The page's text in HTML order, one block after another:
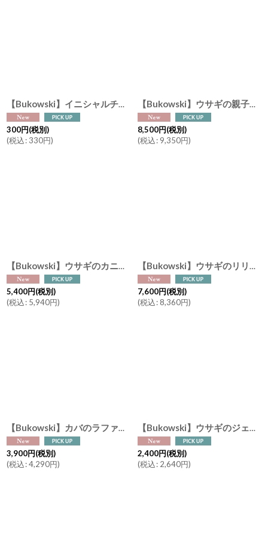
【Bukowski】イニシャルチャーム オプション 小さな特別感を。ぬいぐるみを特別に カスタマイズギフト
300円(税別)
(税込: 330円)
【Bukowski】ウサギの親子 サニー＆ママ Sunny & Mama 35cm スウェーデンのぬいぐるみ ソフトトイ ブコウスキー 誕生日
8,500円(税別)
(税込: 9,350円)
【Bukowski】ウサギのカニーナ フローラル Frendly Kanina Floral ブルー＆ホワイト 30cm スウェーデンのぬいぐるみ ソフトトイ ブコウスキー 誕生日
5,400円(税別)
(税込: 5,940円)
【Bukowski】ウサギのリリベット Lilibet 40cm スウェーデンのぬいぐるみ ソフトトイ ブコウスキー 誕生日
7,600円(税別)
(税込: 8,360円)
【Bukowski】カバのラファエラ バレリーナ 15cm Rafaella スウェーデンのぬいぐるみ ソフトトイ ブコウスキー
3,900円(税別)
(税込:4,290円)
【Bukowski】ウサギのジェイリーン バレリーナ バッグチャーム ピンク 10cm スウェーデンのぬいぐるみ ブコウスキー キーホルダー
2,400円(税別)
(税込: 2,640円)